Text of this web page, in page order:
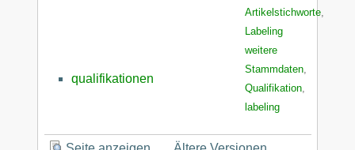
Artikelstichworte,
Labeling
qualifikationen
weitere
Stammdaten,
Qualifikation,
labeling